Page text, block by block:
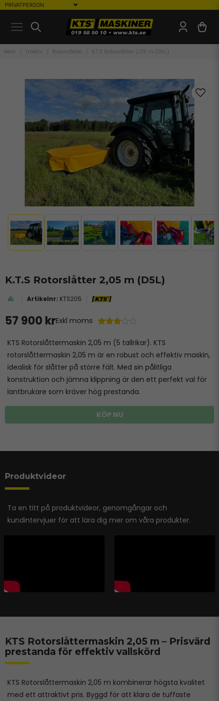
Hem Traktor Rotorslåtter K.T.S Rotorslåtter 2,05 m (D5L)
K.T.S Rotorslåtter 2,05 m (D5L)
KTS205
57 900 krExkl moms
KTS Rotorslåttermaskin 2,05 m (5 tallrikar). KTS
rotorslåttermaskin 2,05 m är en robust och effektiv maskin,
idealisk för slåtter på större fält. Med sin pålitliga
konstruktion och jämna klippning är den ett perfekt val för
lantbrukare som kräver hög prestanda.
KÖP NU
Produktvideor
Ta en titt på produktvideor, genomgångar och
kundintervjuer för att lära dig mer om våra produkter.
KTS Rotorslåttermaskin 2,05 m – Prisvärd
prestanda för effektiv vallskörd
KTS Rotorslåttermaskin 2,05 m kombinerar högsta kvalitet
med ett attraktivt pris. Byggd för att klara de tuffaste